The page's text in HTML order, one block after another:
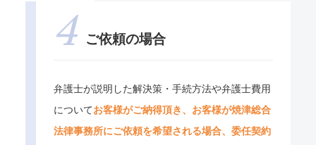
ご依頼の場合
弁護士が説明した解決策・手続方法や弁護士費用
についてお客様がご納得頂き、お客様が焼津総合
法律事務所にご依頼を希望される場合、委任契約